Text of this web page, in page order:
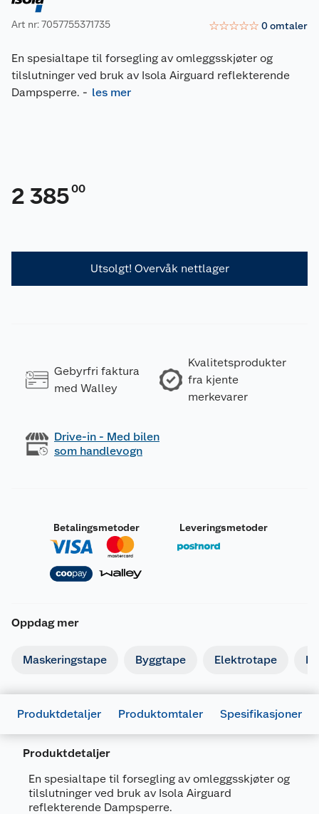
Art nr: 7057755371735 ☆☆☆☆☆ 0omtaler
En spesialtape til forsegling av omleggsskjøter og
tilslutninger ved bruk av Isola Airguard reflekterende
Dampsperre. - les mer
2 38500
Utsolgt! Overvåk nettlager
Gebyrfri faktura
med Walley
Kvalitetsprodukter
fra kjente
merkevarer
Drive-in - Med bilen
som handlevogn
Betalingsmetoder Leveringsmetoder
Oppdag mer
Maskeringstape Byggtape Elektrotape
Produktdetaljer Produktomtaler Spesifikasjoner
Produktdetaljer
En spesialtape til forsegling av omleggsskjøter og
tilslutninger ved bruk av Isola Airguard
reflekterende Dampsperre.
Generelt
Artikkelnummer
7057755371735
Leverandørens artikkelnummer